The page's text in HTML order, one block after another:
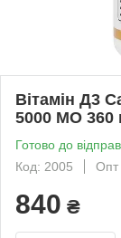
Вітамін Д3
5000 МО 360
Готово до
Код: 2005
Опт
840 ₴